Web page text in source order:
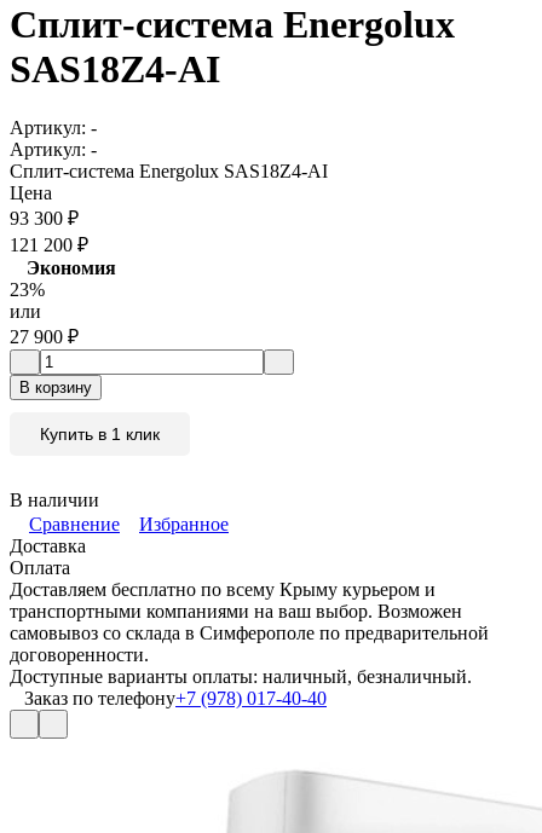
Сплит-система Energolux
SAS18Z4-AI
Артикул: -
Артикул: -
Сплит-система Energolux SAS18Z4-AI
Цена
93 300 ₽
121 200 ₽
Экономия
23%
или
27 900 ₽
В корзину
Купить в 1 клик
В наличии
Сравнение
Избранное
Доставка
Оплата
Доставляем бесплатно по всему Крыму курьером и
транспортными компаниями на ваш выбор. Возможен
самовывоз со склада в Симферополе по предварительной
договоренности.
Доступные варианты оплаты: наличный, безналичный.
Заказ по телефону+7 (978) 017-40-40